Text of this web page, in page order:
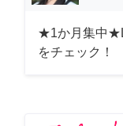
★1か月集中
をチェック！